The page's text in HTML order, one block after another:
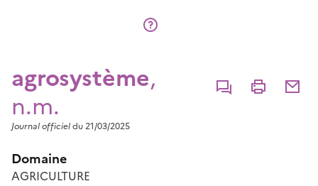
agrosystème,
n.m.
CommenterImprimer
Journal officieldu 21/03/2025
Domaine
AGRICULTURE